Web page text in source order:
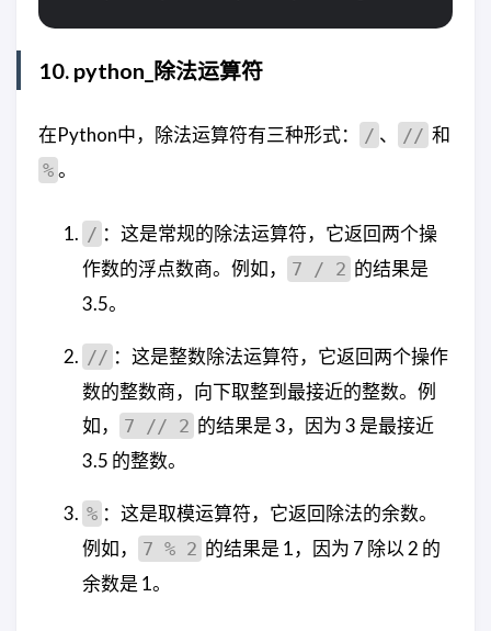
            imgs, labels = data
            outputs = net(imgs)
labels =
loss = loss_fn(outputs,
# 计算正确率
            accuracy = (outputs.argmax(
total_accuracy =
print("整体测试集上的Loss:{}" . format
print("整体测试集上的正确率：{}" .
    writer.add_scalar(
"test_loss",
    writer.add_scalar(
total_test_step = total_test_step
    train_losses.append(loss.item())
torch.save(net, "net100.pth")
plt.figure()
transform =
    image = transform(image)
    model = torch.load(
"net100.pth",
    image = image.to(DEVICE)
    model.
eval()
with
predicted_class =
predicted_label =
# 将图像和预测结果添加到大的图像中
    ax = axes[i //
    ax.axis(
'off')
    ax.imshow(image.squeeze().permute(
# 隐藏多余的子图
10. python_除法运算符
在Python中，除法运算符有三种形式： / 、 // 和
% 。
/ ：这是常规的除法运算符，它返回两个操
作数的浮点数商。例如，
7 / 2 的结果是
3.5。
// ：这是整数除法运算符，它返回两个操作
数的整数商，向下取整到最接近的整数。例
如，
7 // 2 的结果是 3，因为 3 是最接近
3.5 的整数。
% ：这是取模运算符，它返回除法的余数。
例如，
7 % 2 的结果是 1，因为 7 除以 2 的
余数是 1。